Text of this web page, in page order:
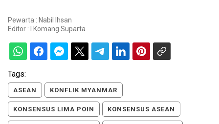
Pewarta : Nabil Ihsan
Editor :
I Komang Suparta
Tags:
ASEAN KONFLIK MYANMAR
KONSENSUS LIMA POIN KONSENSUS ASEAN